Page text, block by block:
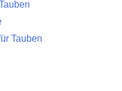
Tauben